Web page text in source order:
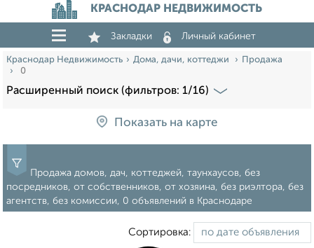
КРАСНОДАР НЕДВИЖИМОСТЬ
Закладки Личный кабинет
Краснодар Недвижимость Дома, дачи, коттеджи
Продажа
0
Расширенный поиск (фильтров: 1/16)
Показать на карте
Продажа домов, дач, коттеджей, таунхаусов, без
посредников, от собственников, от хозяина, без риэлтора, без
агентств, без комиссии, 0 объявлений в Краснодаре
Сортировка: